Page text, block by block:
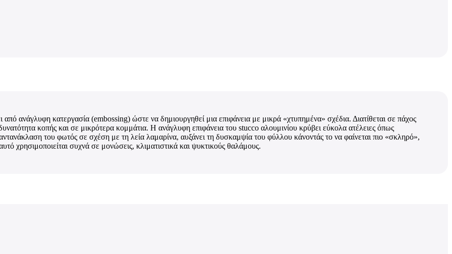
από ανάγλυφη κατεργασία (embossing) ώστε να δημιουργηθεί μια επιφάνεια με μικρά «χτυπημένα» σχέδια. Διατίθεται σε πάχος
κοπής και σε μικρότερα κομμάτια. Η ανάγλυφη επιφάνεια του stucco αλουμινίου κρύβει εύκολα ατέλειες όπως
του φωτός σε σχέση με τη λεία λαμαρίνα, αυξάνει τη δυσκαμψία του φύλλου κάνοντάς το να φαίνεται πιο «σκληρό»,
χρησιμοποιείται συχνά σε μονώσεις, κλιματιστικά και ψυκτικούς θαλάμους.